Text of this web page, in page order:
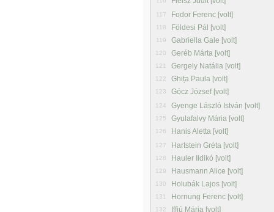
117 Fodor Ferenc [volt]
118 Földesi Pál [volt]
119 Gabriella Gale [volt]
120 Geréb Márta [volt]
121 Gergely Natália [volt]
122 Ghița Paula [volt]
123 Gócz József [volt]
124 Gyenge László István [volt]
125 Gyulafalvy Mária [volt]
126 Hanis Aletta [volt]
127 Hartstein Gréta [volt]
128 Hauler Ildikó [volt]
129 Hausmann Alice [volt]
130 Holubák Lajos [volt]
131 Hornung Ferenc [volt]
132 Iffiú Mária [volt]